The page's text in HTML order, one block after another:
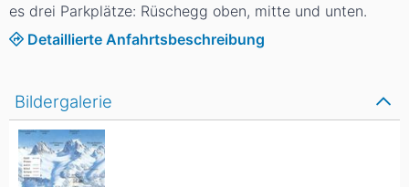
es drei Parkplätze: Rüschegg oben, mitte und unten.
Detaillierte Anfahrtsbeschreibung
Bildergalerie